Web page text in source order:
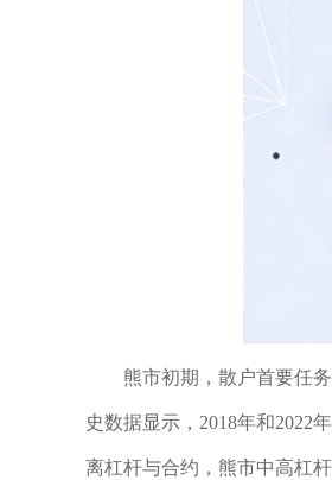
熊市初期，散户首要任
史数据显示，2018年和2022
离杠杆与合约，熊市中高杠